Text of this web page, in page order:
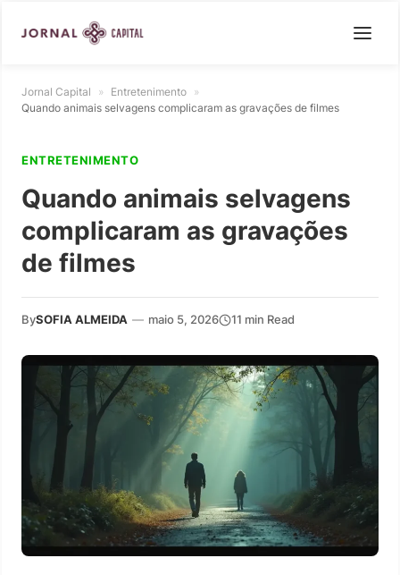
Jornal Capital » Entretenimento »
Quando animais selvagens complicaram as gravações de filmes
ENTRETENIMENTO
Quando animais selvagens
complicaram as gravações
de filmes
BySOFIA ALMEIDA — maio 5, 2026 11 min Read